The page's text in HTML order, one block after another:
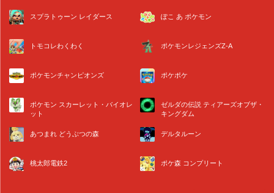
スプラトゥーン レイダース ぽこ あ ポケモン
トモコレわくわく ポケモンレジェンズZ-A
ポケモンチャンピオンズ ポケポケ
ポケモン スカーレット・バイオレ
ット
ゼルダの伝説 ティアーズオブザ・
キングダム
あつまれ どうぶつの森 デルタルーン
桃太郎電鉄2 ポケ森 コンプリート